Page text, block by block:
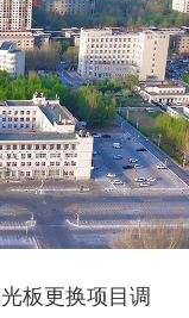
板更换项目调